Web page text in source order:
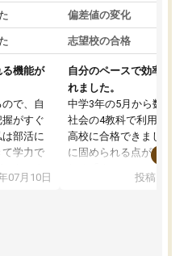
機能が
で、自
がすぐ
部活に
て学力で
きてよ
、自分が
07月10日
偏差値の変化
志望校の合格
自分のペースで効率よく
れました。
中学3年の5月から数学・
社会の4教科で利用し、
高校に合格できました。
に固められる点が魅力で
項目のおかげで、手軽
投稿日：